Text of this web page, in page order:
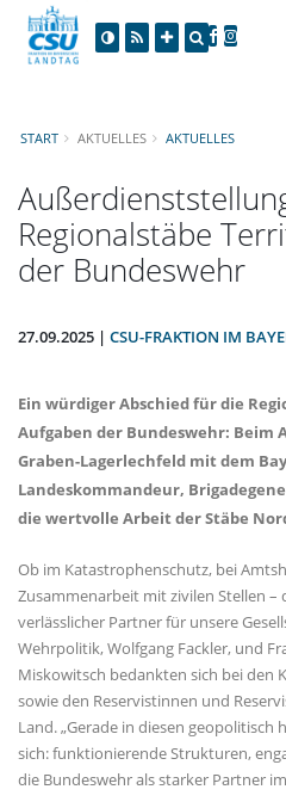
START AKTUELLES AKTUELLES
Regionalstäbe
der Bundeswehr
27.09.2025 | CSU-FRAKTION IM
Ein würdiger Abschied für die
Aufgaben der Bundeswehr: Beim
Graben-Lagerlechfeld mit dem
Landeskommandeur,
die wertvolle Arbeit der Stäbe
Ob im Katastrophenschutz, bei
Zusammenarbeit mit zivilen Stellen –
verlässlicher Partner für unsere
Wehrpolitik, Wolfgang Fackler, und
Miskowitsch bedankten sich bei den
sowie den Reservistinnen und
Land. „Gerade in diesen
sich: funktionierende Strukturen,
die Bundeswehr als starker Partner